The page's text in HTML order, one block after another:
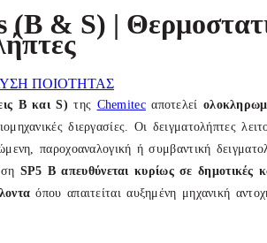
(B & S) |
ΠΟΙΟΤΗΤΑΣ
B και S) της Chemitecαποτελεί
διεργασίες. Οι δειγματολήπτες
παροχοαναλογική ή συμβαντική
SP5 B απευθύνεται κυρίως σε δημοτικές
όπου απαιτείται αυξημένη μηχανική